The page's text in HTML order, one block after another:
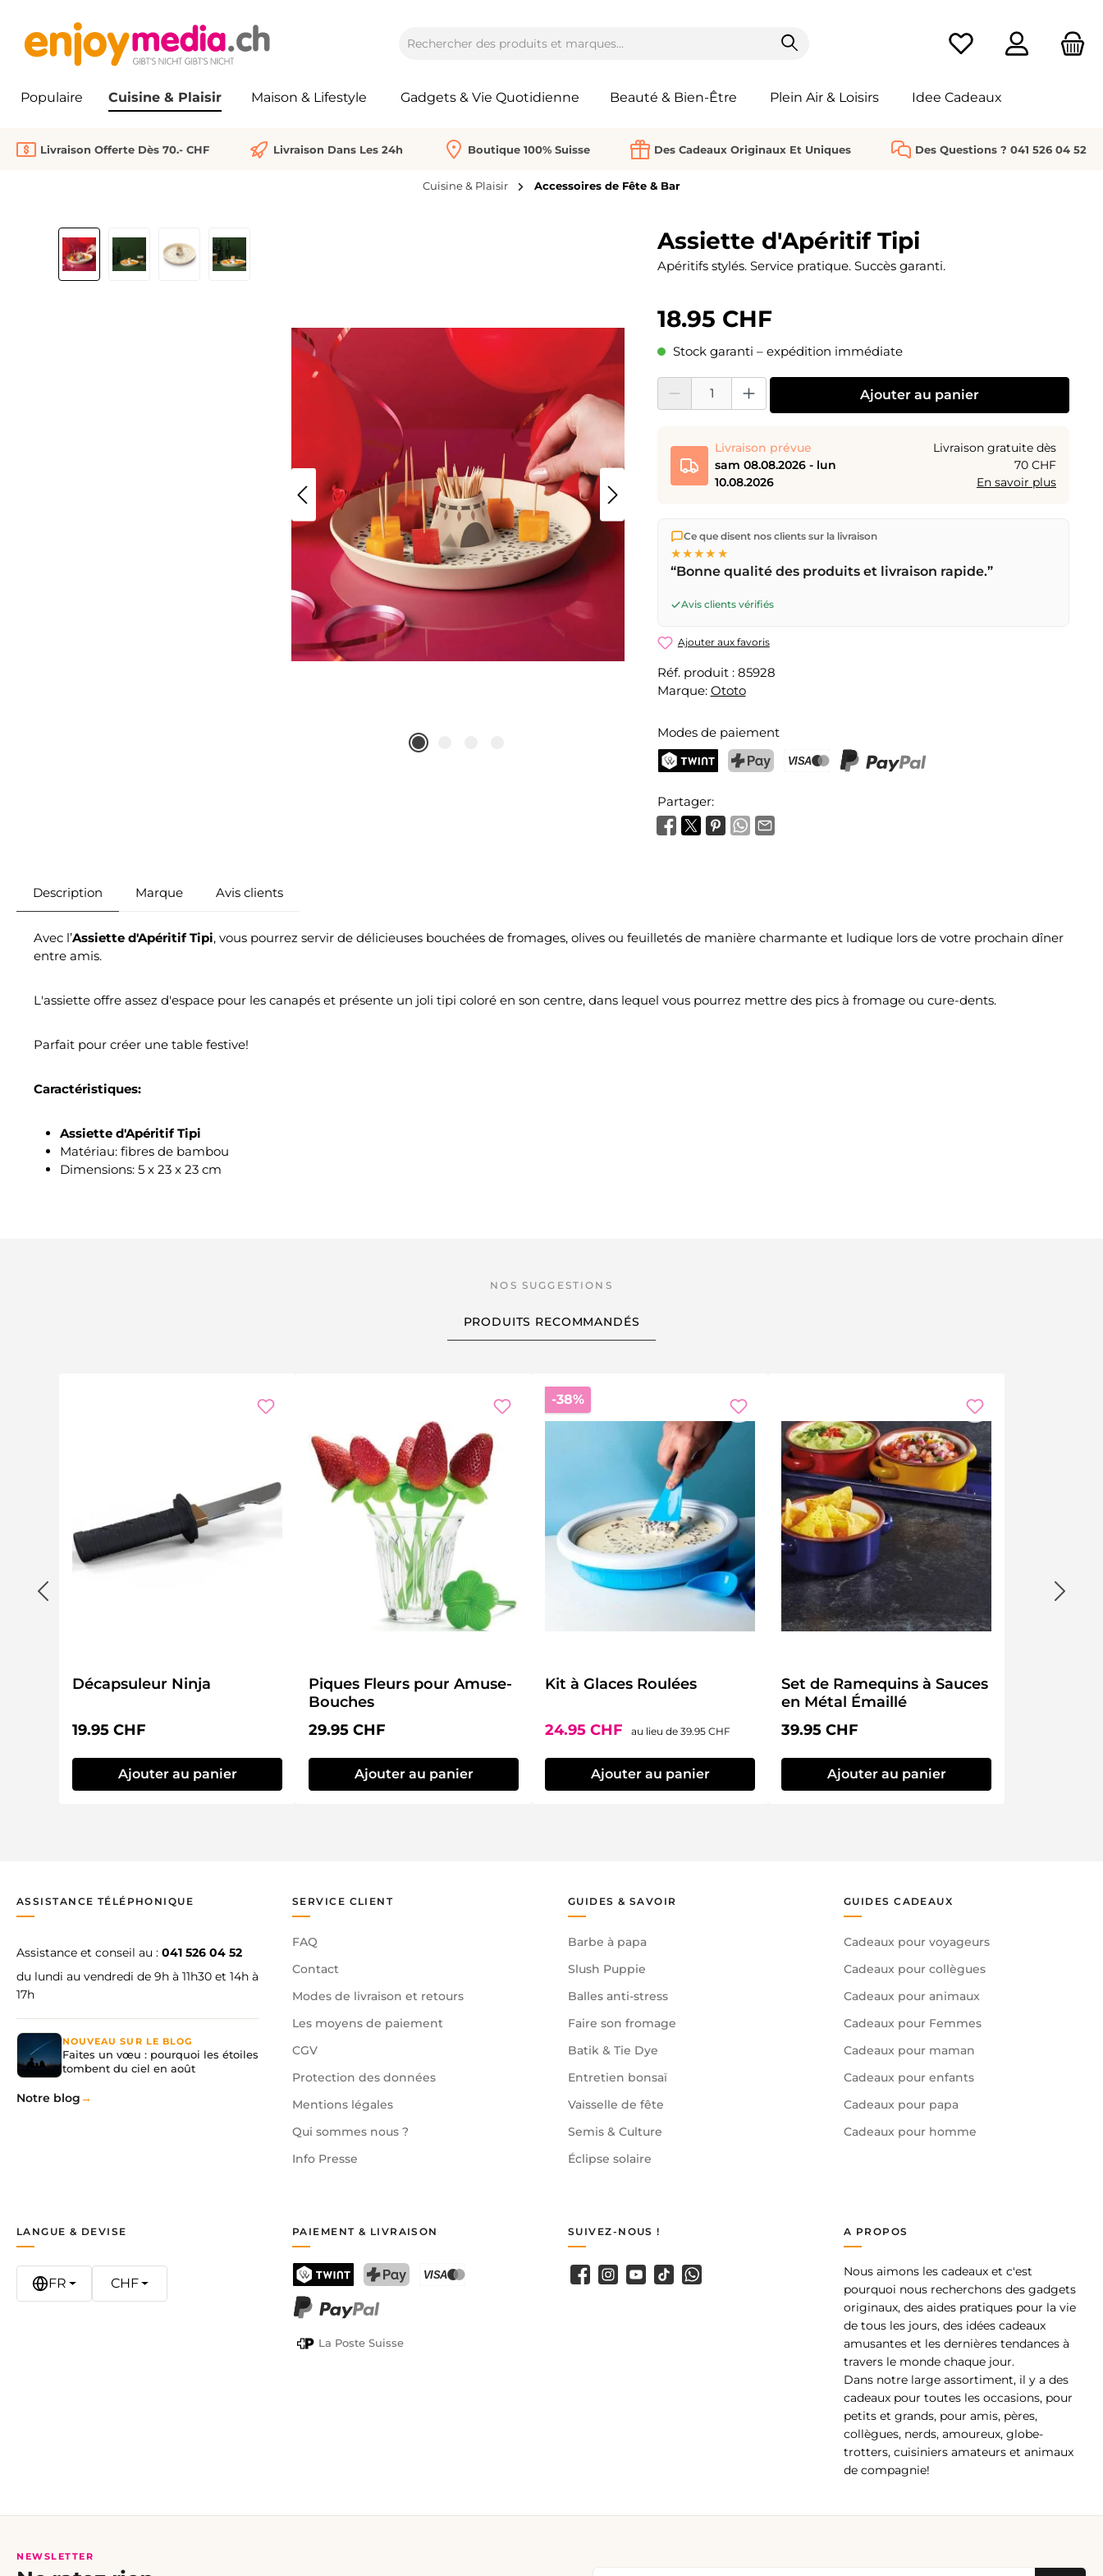
Vous avez 0 articles
Populaire Cuisine & Plaisir Maison & Lifestyle Gadgets & Vie Quotidienne Beauté & Bien-Être Plein Air & Loisirs Idee Cadeaux
Livraison Offerte Dès 70.- CHF Livraison Dans Les 24h Boutique 100% Suisse Des Cadeaux Originaux Et Uniques Des Questions ? 041 526 04 52
Cuisine & Plaisir Accessoires de Fête & Bar
Ignorer la galerie d'images Assiette d'Apéritif Tipi
Apéritifs stylés. Service pratique. Succès garanti.
18.95 CHF
Stock garanti – expédition immédiate
Quantité de produit : Entrez la quantité souhaitée ou utilisez les boutons pour augmenter
Ajouter au panier
Livraison prévue
sam 08.08.2026 - lun
10.08.2026
Livraison gratuite dès
70 CHF
En savoir plus
Nous expédions directement depuis notre entrepôt à Kriens, en
Suisse.
17h(lun–ven) expédiées le jour même – livraison le
ouvrable par la Poste Suisse. Livraison le samedisam 08.08.2026
Ce que disent nos clients sur la livraison
★★★★★
“Bonne qualité des produits et livraison rapide.”
Avis clients vérifiés
Ajouter aux favoris
Réf. produit : 85928
Marque: Ototo
Modes de paiement
Partager:
Description Marque Avis clients
Avec l’Assiette d'Apéritif Tipi, vous pourrez servir de délicieuses bouchées de fromages, olives ou feuilletés de manière charmante et ludique lors de votre prochain dîner
entre amis.
L'assiette offre assez d'espace pour les canapés et présente un joli tipi coloré en son centre, dans lequel vous pourrez mettre des pics à fromage ou cure-dents.
Parfait pour créer une table festive!
Caractéristiques:
Assiette d'Apéritif Tipi
Matériau: fibres de bambou
Dimensions: 5 x 23 x 23 cm
PRODUITS RECOMMANDÉS
Décapsuleur Ninja
Prix régulier :
19.95 CHF
Ajouter au panier
Piques Fleurs pour Amuse-
Bouches
Prix régulier :
29.95 CHF
Ajouter au panier
-38%Réduction
Kit à Glaces Roulées
Prix de vente :
24.95 CHF au lieu de Prix régulier :
39.95 CHF
Ajouter au panier
Set de Ramequins à Sauces
en Métal Émaillé
Prix régulier :
39.95 CHF
Ajouter au panier
ASSISTANCE TÉLÉPHONIQUE
Assistance et conseil au : 041 526 04 52
du lundi au vendredi de 9h à 11h30 et 14h à
17h
NOUVEAU SUR LE BLOG
Faites un vœu : pourquoi les étoiles
tombent du ciel en août
Notre blog
SERVICE CLIENT
FAQ
Contact
Modes de livraison et retours
Les moyens de paiement
CGV
Protection des données
Mentions légales
Qui sommes nous ?
Info Presse
GUIDES & SAVOIR
Barbe à papa
Slush Puppie
Balles anti-stress
Faire son fromage
Batik & Tie Dye
Entretien bonsaï
Vaisselle de fête
Semis & Culture
Éclipse solaire
GUIDES CADEAUX
Cadeaux pour voyageurs
Cadeaux pour collègues
Cadeaux pour animaux
Cadeaux pour Femmes
Cadeaux pour maman
Cadeaux pour enfants
Cadeaux pour papa
Cadeaux pour homme
A PROPOS
Nous aimons les cadeaux et c'est
pourquoi nous recherchons des gadgets
originaux, des aides pratiques pour la vie
de tous les jours, des idées cadeaux
amusantes et les dernières tendances à
travers le monde chaque jour.
Dans notre large assortiment, il y a des
cadeaux pour toutes les occasions, pour
petits et grands, pour amis, pères,
collègues, nerds, amoureux, globe-
trotters, cuisiniers amateurs et animaux
de compagnie!
PAIEMENT & LIVRAISON
TWINT
La Poste Suisse
LANGUE & DEVISE
FR CHF
SUIVEZ-NOUS !
Facebook
Instagram
YouTubeTikTokWhatsApp
NEWSLETTER